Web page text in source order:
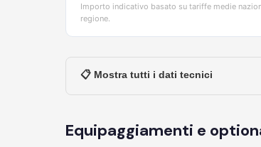
Importo indicativo basato su tariffe medie
regione.
📋 Mostra tutti i dati tecnici
Equipaggiamenti e